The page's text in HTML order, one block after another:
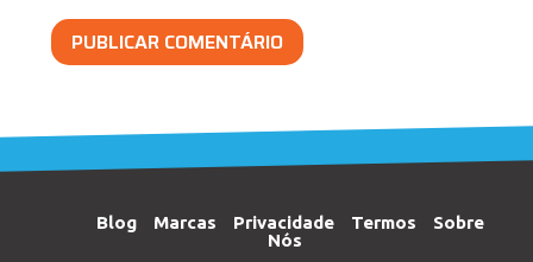
Blog Marcas Privacidade Termos
Sobre
Nós